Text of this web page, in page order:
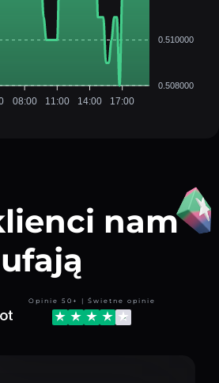
0.510000
0.508000
08:00 11:00 14:00 17:00
nam
ufają
Opinie 50+ | Świetne opinie